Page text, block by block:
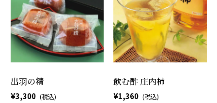
出羽の精
3,300
飲む酢 庄内柿
1,360